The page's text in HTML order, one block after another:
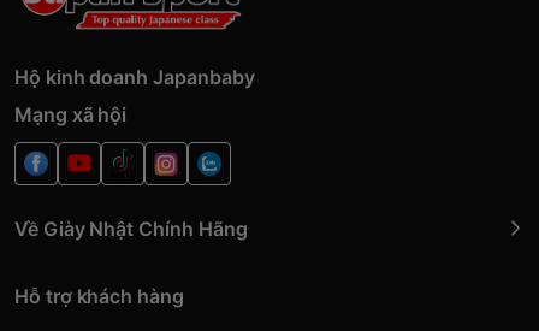
Hộ kinh doanh Japanbaby
Mạng xã hội
Về Giày Nhật Chính Hãng
Hỗ trợ khách hàng